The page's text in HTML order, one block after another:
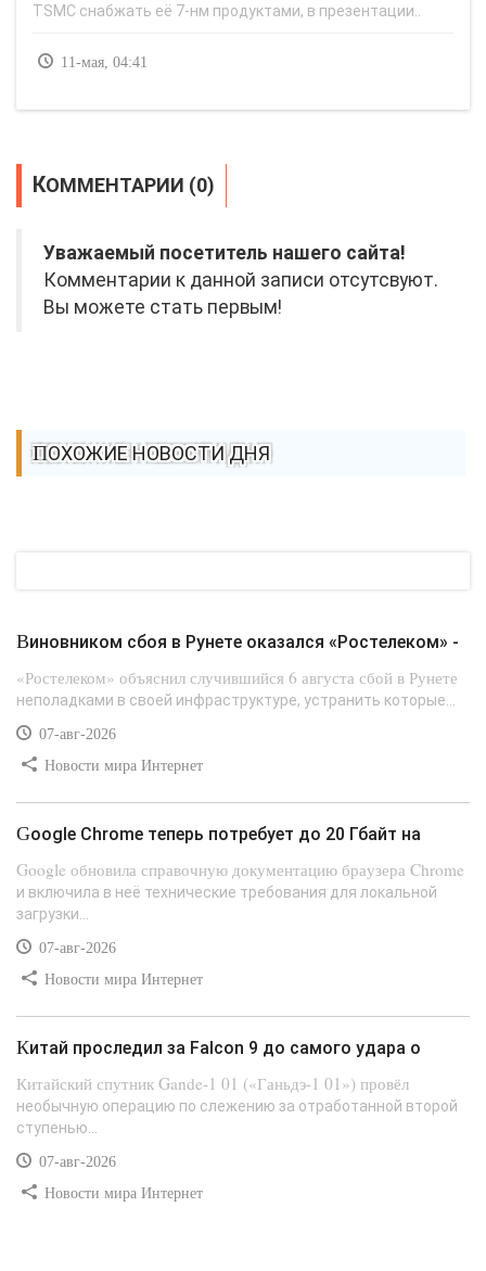
TSMC снабжать её 7-нм продуктами, в презентации..
11-мая, 04:41
КОММЕНТАРИИ (0)
Уважаемый посетитель нашего сайта!
Комментарии к данной записи отсутсвуют.
Вы можете стать первым!
ПОХОЖИЕ НОВОСТИ ДНЯ
Виновником сбоя в Рунете оказался «Ростелеком» -
«Ростелеком» объяснил случившийся 6 августа сбой в Рунете
неполадками в своей инфраструктуре, устранить которые...
07-авг-2026
Новости мира Интернет
Google Chrome теперь потребует до 20 Гбайт на
Google обновила справочную документацию браузера Chrome
и включила в неё технические требования для локальной
загрузки...
07-авг-2026
Новости мира Интернет
Китай проследил за Falcon 9 до самого удара о
Китайский спутник Gande-1 01 («Ганьдэ-1 01») провёл
необычную операцию по слежению за отработанной второй
ступенью...
07-авг-2026
Новости мира Интернет